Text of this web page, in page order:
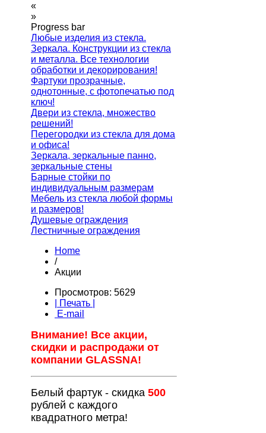
«
»
Progress bar
Любые изделия из стекла.
Зеркала. Конструкции из стекла
и металла. Все технологии
обработки и декорирования!
Фартуки прозрачные,
однотонные, с фотопечатью под
ключ!
Двери из стекла, множество
решений!
Перегородки из стекла для дома
и офиса!
Зеркала, зеркальные панно,
зеркальные стены
Барные стойки по
индивидуальным размерам
Мебель из стекла любой формы
и размеров!
Душевые ограждения
Лестничные ограждения
Home
/
Акции
Просмотров: 5629
| Печать |
E-mail
Внимание! Все акции,
скидки и распродажи от
компании GLASSNA!
Белый фартук - скидка 500
рублей с каждого
квадратного метра!